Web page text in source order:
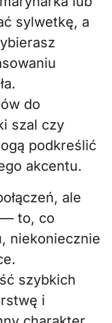
sylwetkę, a
do
szal czy
podkreślić
akcentu.
ale
— to, co
niekoniecznie
szybkich
i